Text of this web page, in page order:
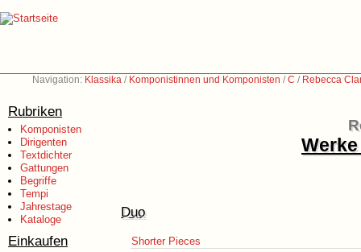
Navigation: Klassika / Komponistinnen und Komponisten /C / Rebecca
Rubriken
Komponisten
Dirigenten
Textdichter
Gattungen
Begriffe
Tempi
Jahrestage
Kataloge
Einkaufen
Duo
Shorter Pieces